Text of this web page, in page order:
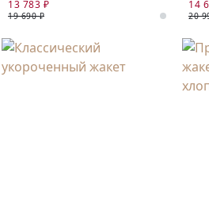
ТРИКОТАЖА
13 783 ₽
19 690 ₽
14
20